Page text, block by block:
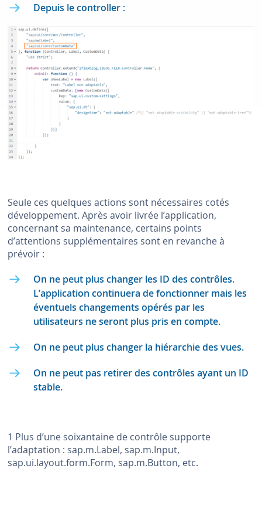
Depuis le controller :
Seule ces quelques actions sont nécessaires cotés
développement. Après avoir livrée l’application,
concernant sa maintenance, certains points
d’attentions supplémentaires sont en revanche à
prévoir :
On ne peut plus changer les ID des contrôles.
L’application continuera de fonctionner mais les
éventuels changements opérés par les
utilisateurs ne seront plus pris en compte.
On ne peut plus changer la hiérarchie des vues.
On ne peut pas retirer des contrôles ayant un ID
stable.
1 Plus d’une soixantaine de contrôle supporte
l’adaptation : sap.m.Label, sap.m.Input,
sap.ui.layout.form.Form, sap.m.Button, etc.